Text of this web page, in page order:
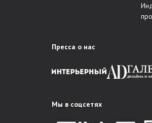
Пресса о нас
Мы в соцсетях